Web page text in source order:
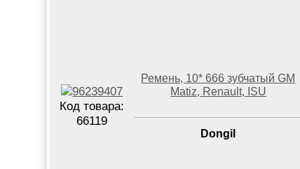
Код товара:
66119
Ремень, 10* 666 зубчатый GM
Matiz, Renault, ISU
Dongil